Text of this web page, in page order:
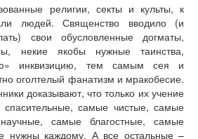
религии, секты и культы, к
людей. Священство вводило (и
свои обусловленные догматы,
некие якобы нужные таинства,
инквизицию, тем самым сея и
оголтелый фанатизм и мракобесие.
доказывают, что только их учение
самые чистые, самые
самые благостные, самые
нужны каждому. А все остальные –